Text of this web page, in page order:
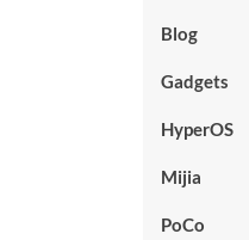
Blog
Gadgets
HyperOS
Mijia
PoCo